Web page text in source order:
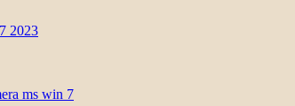
2023
ms win 7